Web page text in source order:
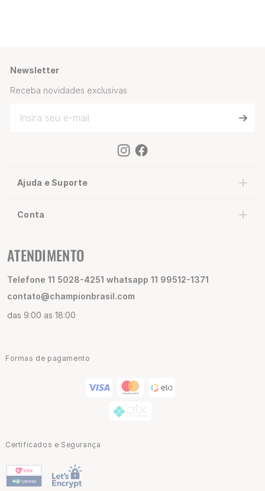
Newsletter
Receba novidades exclusivas
Ajuda e Suporte
Conta
ATENDIMENTO
Telefone 11 5028-4251 whatsapp 11 99512-1371
contato@championbrasil.com
das 9:00 as 18:00
Formas de pagamento
Certificados e Segurança